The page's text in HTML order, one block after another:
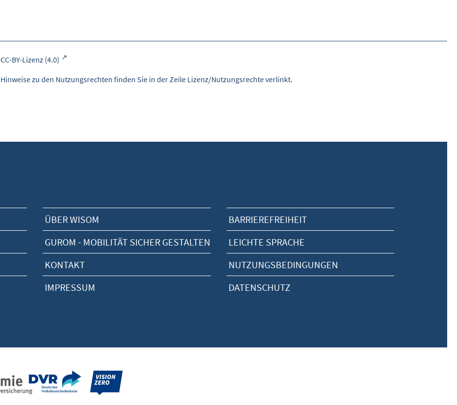
CC-BY-Lizenz (4.0)
Hinweise zu den Nutzungsrechten finden Sie in der Zeile Lizenz/Nutzungsrechte verlinkt.
ÜBER WISOM
GUROM - MOBILITÄT SICHER GESTALTEN
KONTAKT
IMPRESSUM
BARRIEREFREIHEIT
LEICHTE SPRACHE
NUTZUNGSBEDINGUNGEN
DATENSCHUTZ